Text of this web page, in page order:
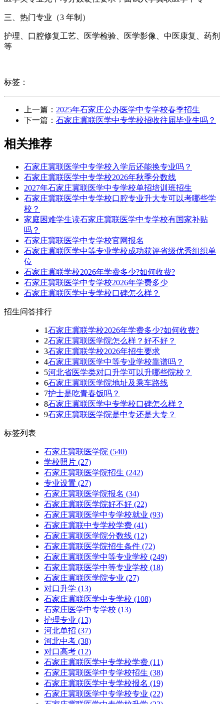
三、热门专业（3 年制）
护理、口腔修复工艺、医学检验、医学影像、中医康复、药剂
等
标签：
上一篇： 2025年石家庄公办医学中专学校春季招生
下一篇： 石家庄冀联医学中专学校招收往届毕业生吗？
相关推荐
石家庄冀联医学中专学校入学后还能换专业吗？
石家庄冀联医学中专学校2026年秋季分数线
2027年石家庄冀联医学中专学校单招培训班招生
石家庄冀联医学中专学校口腔专业升大专可以考哪些学
校？
家庭困难学生读石家庄冀联医学中专学校有国家补贴
吗？
石家庄冀联医学中专学校官网报名
石家庄冀联医学中等专业学校成功获评省级优秀组织单
位
石家庄冀联学校2026年学费多少?如何收费?
石家庄冀联医学中专学校2026年学费多少
石家庄冀联医学中专学校口碑怎么样？
招生问答排行
1石家庄冀联学校2026年学费多少?如何收费?
2石家庄冀联医学院怎么样？好不好？
3石家庄冀联学校2026年招生要求
4石家庄冀联医学中等专业学校靠谱吗？
5河北省医学类对口升学可以升哪些院校？
6石家庄冀联医学院地址及乘车路线
7护士是吃青春饭吗？
8石家庄冀联医学中专学校口碑怎么样？
9石家庄冀联医学院是中专还是大专？
标签列表
石家庄冀联医学院 (540)
学校照片 (27)
石家庄冀联医学院招生 (242)
专业设置 (27)
石家庄冀联医学院报名 (34)
石家庄冀联医学院好不好 (22)
石家庄冀联医学中专学校就业 (93)
石家庄冀联中专学校学费 (41)
石家庄冀联医学院分数线 (12)
石家庄冀联医学院招生条件 (72)
石家庄冀联医学中等专业学校 (249)
石家庄冀联医学中等专业学校​ (18)
石家庄冀联医学院专业 (27)
对口升学 (13)
石家庄冀联医学中专学校 (108)
石家庄医学中专学校 (13)
护理专业 (13)
河北单招 (37)
河北中考 (38)
对口高考 (12)
石家庄冀联医学中专学校学费 (11)
石家庄冀联医学中专学校招生 (38)
石家庄冀联医学中专学校报名 (19)
石家庄冀联医学中专学校专业 (22)